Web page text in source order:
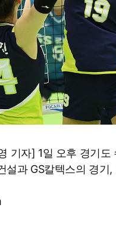
기자] 1일 오후 경기
설과 GS칼텍스의 경기